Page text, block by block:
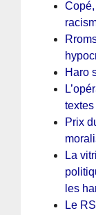
Haro
Prix
La
les
Le